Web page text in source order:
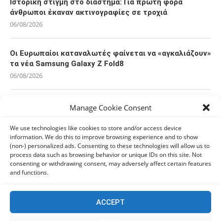
Manage Cookie Consent
We use technologies like cookies to store and/or access device
information. We do this to improve browsing experience and to show
(non-) personalized ads. Consenting to these technologies will allow us to
process data such as browsing behavior or unique IDs on this site. Not
consenting or withdrawing consent, may adversely affect certain features
and functions.
ACCEPT
Ιστορική στιγμή στο διάστημα: Για πρώτη φορά
άνθρωποι έκαναν ακτινογραφίες σε τροχιά
06/08/2026
Οι Ευρωπαίοι καταναλωτές φαίνεται να «αγκαλιάζουν»
τα νέα Samsung Galaxy Z Fold8
06/08/2026
Οι χρήστες Mac είναι περισσότερο εκτεθειμένοι σε
κυβερνοαπειλές αλλά λαμβάνουν λιγότερα μέτρα
προστασίας
06/08/2026
Πόλη Χρυσοχούς: Σε εξέλιξη η ενοποίηση τεσσάρων
αρχαιολογικών χώρων (εικόνες)